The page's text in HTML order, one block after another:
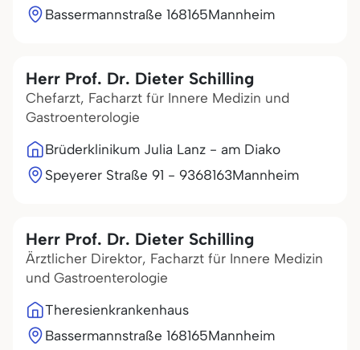
Bassermannstraße 168165Mannheim
Herr Prof. Dr. Dieter Schilling
Chefarzt, Facharzt für Innere Medizin und
Gastroenterologie
Brüderklinikum Julia Lanz - am Diako
Speyerer Straße 91 - 9368163Mannheim
Herr Prof. Dr. Dieter Schilling
Ärztlicher Direktor, Facharzt für Innere Medizin
und Gastroenterologie
Theresienkrankenhaus
Bassermannstraße 168165Mannheim